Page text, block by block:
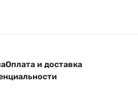
Оплата и доставка